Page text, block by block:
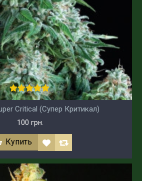
Critical (Супер Критикал)
100 грн.
Купить